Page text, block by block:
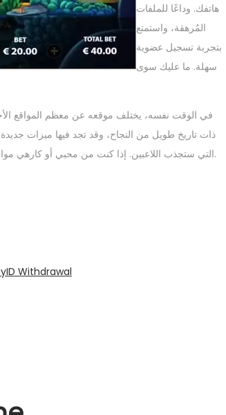
هاتفك. وداعًا للملفات
المُرهقة، واستمتع
بتجربة تسجيل عضوية
سهلة. ما عليك سوى
في الوقت نفسه، يختلف موقعه عن معظم المواقع
ذات تاريخ طويل من النجاح، وقد تجد فيها ميزات
كوراساو عددًا كبيرًا من ألعاب المنافسة وألعاب Betsoft التي ستجذب اللاعبين. إذا كنت من محبي أو كارهي مواقع المقامرة، فقد يكون من المفيد لك زيارة هذا الموقع.
Withdrawal